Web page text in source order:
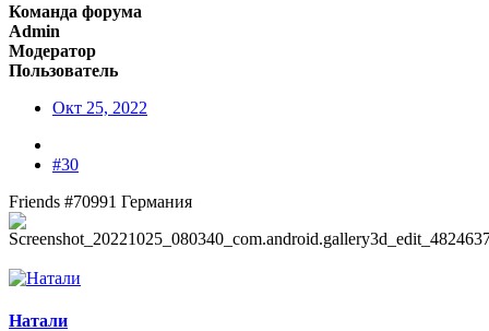
Команда форума
Admin
Модератор
Пользователь
Окт 25, 2022
#30
Friends #70991 Германия
Натали